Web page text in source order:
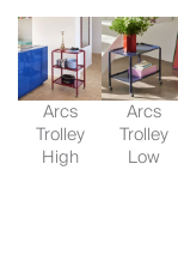
Arcs
Trolley
High
Arcs
Trolley
Low